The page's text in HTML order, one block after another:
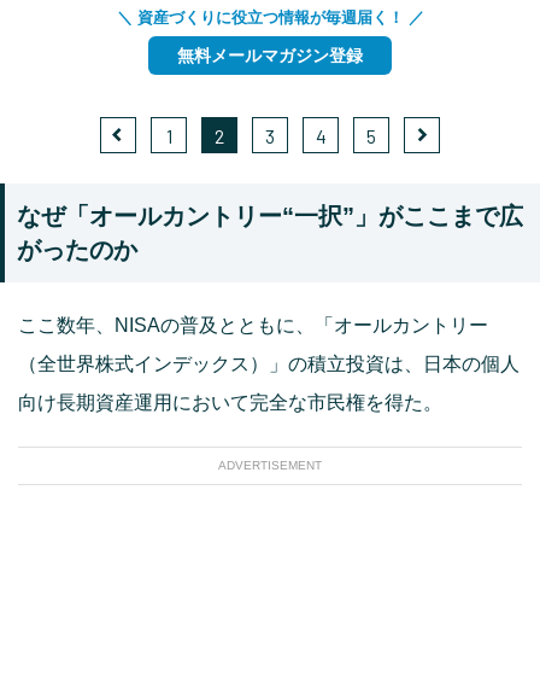
＼ 資産づくりに役立つ情報が毎週届く！ ／
無料メールマガジン登録
1 2 3 4 5
なぜ「オールカントリー“一択”」がここまで広
がったのか
ここ数年、NISAの普及とともに、「オールカントリー
（全世界株式インデックス）」の積立投資は、日本の個人
向け長期資産運用において完全な市民権を得た。
ADVERTISEMENT